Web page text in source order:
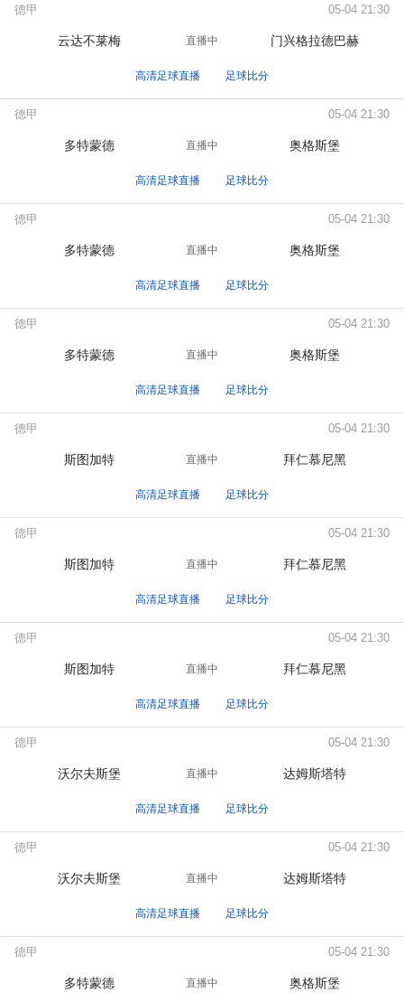
德甲 05-04 21:30
云达不莱梅 直播中 门兴格拉德巴赫
高清足球直播 足球比分
德甲 05-04 21:30
多特蒙德 直播中 奥格斯堡
高清足球直播 足球比分
德甲 05-04 21:30
多特蒙德 直播中 奥格斯堡
高清足球直播 足球比分
德甲 05-04 21:30
多特蒙德 直播中 奥格斯堡
高清足球直播 足球比分
德甲 05-04 21:30
斯图加特 直播中 拜仁慕尼黑
高清足球直播 足球比分
德甲 05-04 21:30
斯图加特 直播中 拜仁慕尼黑
高清足球直播 足球比分
德甲 05-04 21:30
斯图加特 直播中 拜仁慕尼黑
高清足球直播 足球比分
德甲 05-04 21:30
沃尔夫斯堡 直播中 达姆斯塔特
高清足球直播 足球比分
德甲 05-04 21:30
沃尔夫斯堡 直播中 达姆斯塔特
高清足球直播 足球比分
德甲 05-04 21:30
多特蒙德 直播中 奥格斯堡